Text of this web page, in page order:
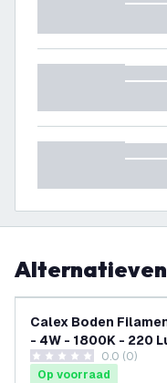
Alternatieven
Calex Boden
- 4W - 1800K - 220
Papyrus
0 score sterren0.0 (0)
Op voorraad